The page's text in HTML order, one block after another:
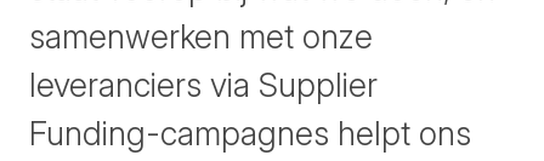
samenwerken met onze
leveranciers via Supplier
Funding-campagnes helpt ons